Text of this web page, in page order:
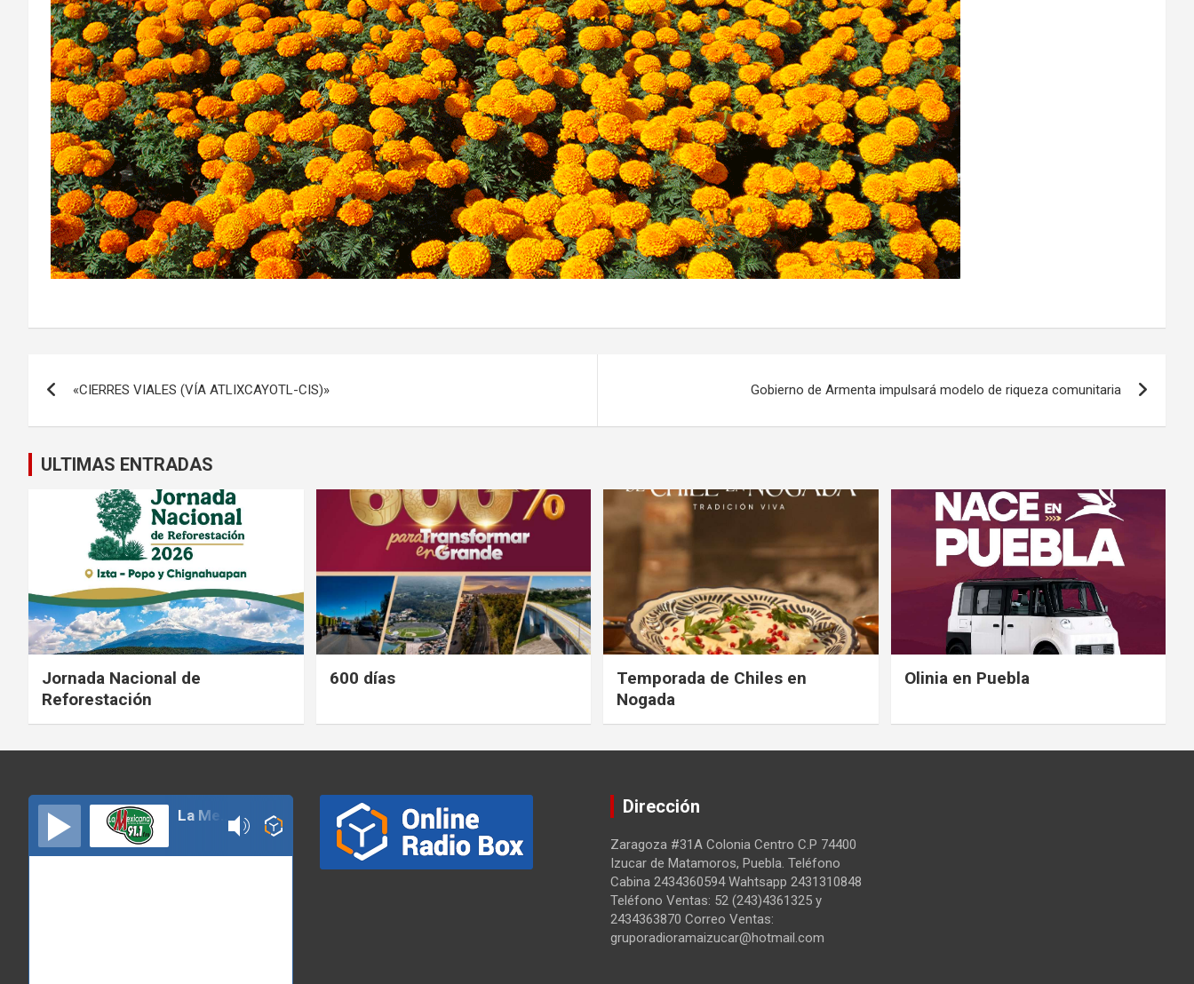
de
entradas
«CIERRES VIALES (VÍA ATLIXCAYOTL-CIS)» Gobierno de Armenta impulsará modelo de riqueza comunitaria
ULTIMAS ENTRADAS
Jornada Nacional de
Reforestación
600 días
Temporada de Chiles en
Nogada
Olinia en Puebla
Dirección
Zaragoza #31A Colonia Centro C.P 74400
Izucar de Matamoros, Puebla. Teléfono
Cabina 2434360594 Wahtsapp 2431310848
Teléfono Ventas: 52 (243)4361325 y
2434363870 Correo Ventas:
gruporadioramaizucar@hotmail.com